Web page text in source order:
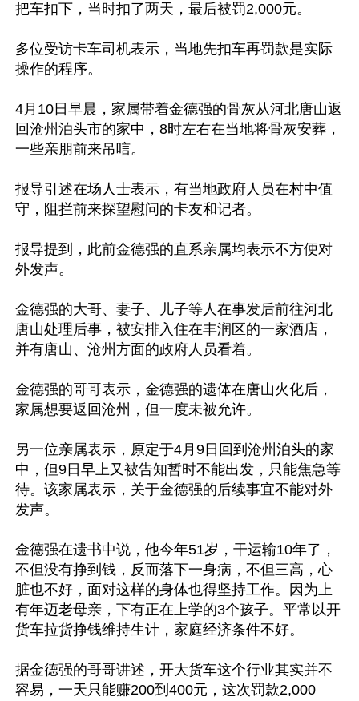
把车扣下，当时扣了两天，最后被罚2,000元。
多位受访卡车司机表示，当地先扣车再罚款是实际
操作的程序。
4月10日早晨，家属带着金德强的骨灰从河北唐山返
回沧州泊头市的家中，8时左右在当地将骨灰安葬，
一些亲朋前来吊唁。
报导引述在场人士表示，有当地政府人员在村中值
守，阻拦前来探望慰问的卡友和记者。
报导提到，此前金德强的直系亲属均表示不方便对
外发声。
金德强的大哥、妻子、儿子等人在事发后前往河北
唐山处理后事，被安排入住在丰润区的一家酒店，
并有唐山、沧州方面的政府人员看着。
金德强的哥哥表示，金德强的遗体在唐山火化后，
家属想要返回沧州，但一度未被允许。
另一位亲属表示，原定于4月9日回到沧州泊头的家
中，但9日早上又被告知暂时不能出发，只能焦急等
待。该家属表示，关于金德强的后续事宜不能对外
发声。
金德强在遗书中说，他今年51岁，干运输10年了，
不但没有挣到钱，反而落下一身病，不但三高，心
脏也不好，面对这样的身体也得坚持工作。因为上
有年迈老母亲，下有正在上学的3个孩子。平常以开
货车拉货挣钱维持生计，家庭经济条件不好。
据金德强的哥哥讲述，开大货车这个行业其实并不
容易，一天只能赚200到400元，这次罚款2,000